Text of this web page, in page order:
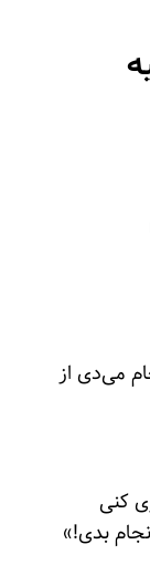
می‌دی از
کنی
بدی!»